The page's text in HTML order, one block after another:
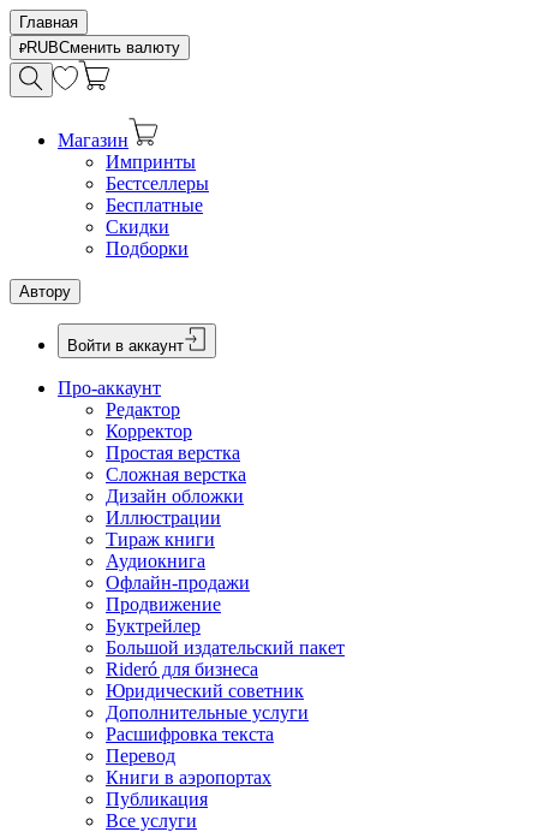
Главная
RUBСменить валюту
Магазин
Импринты
Бестселлеры
Бесплатные
Скидки
Подборки
Автору
Войти в аккаунт
Про-аккаунт
Редактор
Корректор
Простая верстка
Сложная верстка
Дизайн обложки
Иллюстрации
Тираж книги
Аудиокнига
Офлайн-продажи
Продвижение
Буктрейлер
Большой издательский пакет
Rideró для бизнеса
Юридический советник
Дополнительные услуги
Расшифровка текста
Перевод
Книги в аэропортах
Публикация
Все услуги